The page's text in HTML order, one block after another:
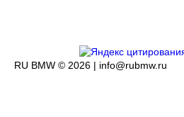
RU BMW © 2026 | info@rubmw.ru